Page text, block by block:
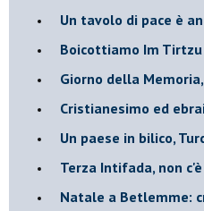
Un tavolo di pace è
Boicottiamo Im Tirtzu
Giorno della
Cristianesimo ed
Un paese in bilico,
Terza Intifada, non
Natale a Betlemme: